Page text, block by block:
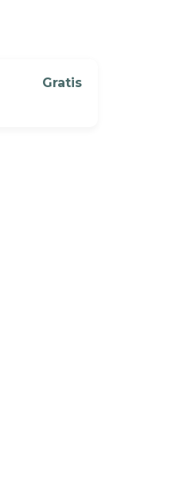
Gratis